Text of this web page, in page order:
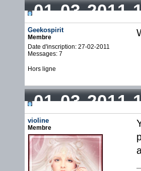
01-03-2011
Geekospirit
Membre
Date d'inscription: 27-02-2011
Messages: 7
Hors ligne
01-03-2011
violine
Membre